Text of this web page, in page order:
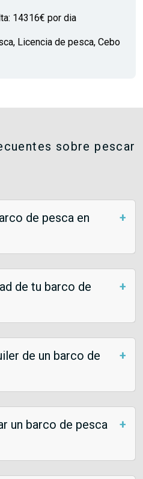
14316€ por dia
Licencia de pesca, Cebo
sobre pescar
de pesca en
de tu barco de
de un barco de
un barco de pesca